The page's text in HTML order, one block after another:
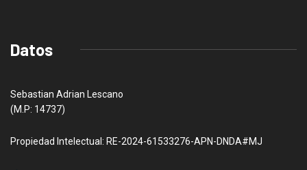
Datos
Sebastian Adrian Lescano
(M.P: 14737)
Propiedad Intelectual: RE-2024-61533276-APN-DNDA#MJ